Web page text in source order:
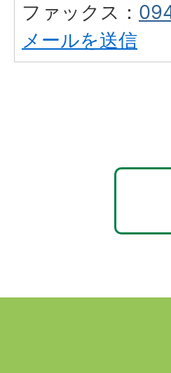
ファックス：
メールを送信